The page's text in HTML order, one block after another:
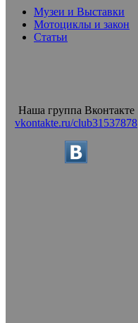
Музеи и Выставки
Мотоциклы и закон
Статьи
Наша группа Вконтакте
vkontakte.ru/club31537878